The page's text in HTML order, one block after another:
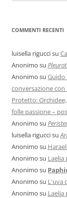
COMMENTI RECENTI
luisella riguccisu
Anonimo su
Anonimo su Guido
conversazione con
Protetto:
folle passione –
Anonimo su
luisella riguccisu
Anonimo su
Anonimo su Laelia
Anonimo su
Anonimo su L'uva
Anonimo su Laelia